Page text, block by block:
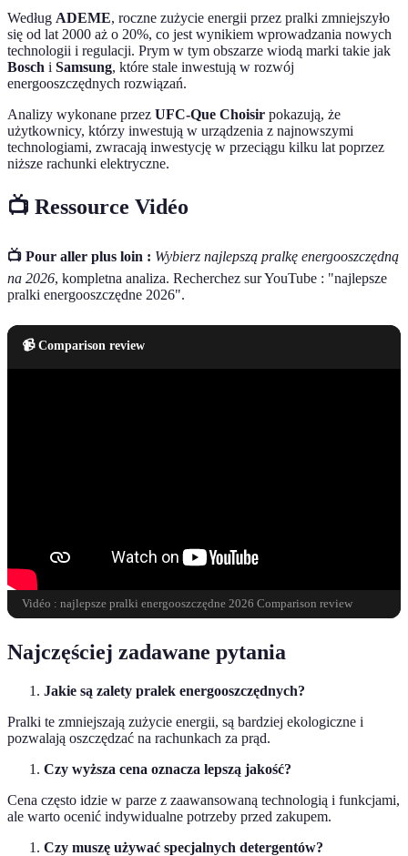
Według ADEME, roczne zużycie energii przez pralki zmniejszyło
się od lat 2000 aż o 20%, co jest wynikiem wprowadzania nowych
technologii i regulacji. Prym w tym obszarze wiodą marki takie jak
Bosch i Samsung, które stale inwestują w rozwój
energooszczędnych rozwiązań.
Analizy wykonane przez UFC-Que Choisir pokazują, że
użytkownicy, którzy inwestują w urządzenia z najnowszymi
technologiami, zwracają inwestycję w przeciągu kilku lat poprzez
niższe rachunki elektryczne.
📺 Ressource Vidéo
📺 Pour aller plus loin : Wybierz najlepszą pralkę energooszczędną
na 2026, kompletna analiza. Recherchez sur YouTube : "najlepsze
pralki energooszczędne 2026".
📹 Comparison review
Vidéo : najlepsze pralki energooszczędne 2026 Comparison review
Najczęściej zadawane pytania
Jakie są zalety pralek energooszczędnych?
Pralki te zmniejszają zużycie energii, są bardziej ekologiczne i
pozwalają oszczędzać na rachunkach za prąd.
Czy wyższa cena oznacza lepszą jakość?
Cena często idzie w parze z zaawansowaną technologią i funkcjami,
ale warto ocenić indywidualne potrzeby przed zakupem.
Czy muszę używać specjalnych detergentów?